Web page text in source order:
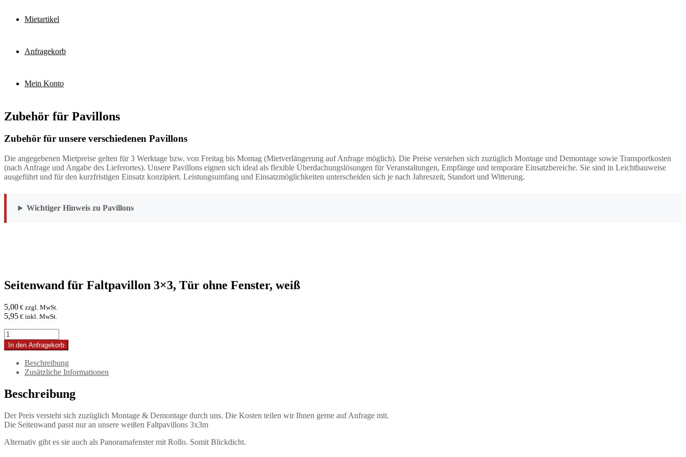
Mietartikel
Anfragekorb
Mein Konto
Zubehör für Pavillons
Zubehör für unsere verschiedenen Pavillons
Die angegebenen Mietpreise gelten für 3 Werktage bzw. von Freitag bis Montag (Mietverlängerung auf Anfrage möglich). Die Preise verstehen sich zuzüglich Montage und Demontage sowie Transportkosten
(nach Anfrage und Angabe des Lieferortes). Unsere Pavillons eignen sich ideal als flexible Überdachungslösungen für Veranstaltungen, Empfänge und temporäre Einsatzbereiche. Sie sind in Leichtbauweise
ausgeführt und für den kurzfristigen Einsatz konzipiert. Leistungsumfang und Einsatzmöglichkeiten unterscheiden sich je nach Jahreszeit, Standort und Witterung.
Wichtiger Hinweis zu Pavillons
Seitenwand für Faltpavillon 3×3, Tür ohne Fenster, weiß
5,00 € zzgl. MwSt.
5,95 € inkl. MwSt.
Seitenwand
für
Faltpavillon
3x3,
Fenster,
weiß
In den Anfragekorb
Beschreibung
Zusätzliche Informationen
Beschreibung
Der Preis versteht sich zuzüglich Montage & Demontage durch uns. Die Kosten teilen wir Ihnen gerne auf Anfrage mit.
Die Seitenwand passt nur an unsere weißen Faltpavillons 3x3m
Alternativ gibt es sie auch als Panoramafenster mit Rollo. Somit Blickdicht.